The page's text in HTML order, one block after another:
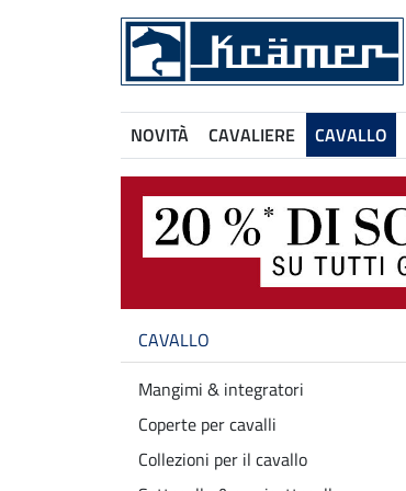
NOVITÀ CAVALIERE CAVALLO
CAVALLO
Mangimi & integratori
Coperte per cavalli
Collezioni per il cavallo